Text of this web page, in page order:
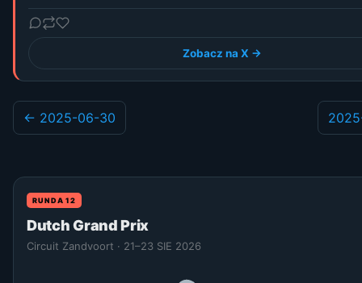
Zobacz na X →
← 2025-06-30
RUNDA 12
Dutch Grand Prix
Circuit Zandvoort · 21–23 SIE 2026